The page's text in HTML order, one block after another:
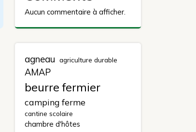
Aucun commentaire à afficher.
agneau agriculture durable
AMAP
beurre fermier
camping ferme
cantine scolaire
chambre d'hôtes